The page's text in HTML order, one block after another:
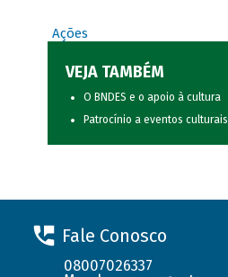
Ações
VEJA TAMBÉM
O BNDES e o apoio à cultura
Patrocínio a eventos culturais
Fale Conosco
08007026337